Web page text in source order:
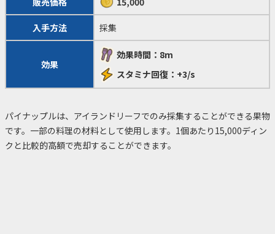
入手方法 採集
効果
効果時間：8m
スタミナ回復：+3/s
パイナップルは、アイランドリーフでのみ採集することができる果物
です。一部の料理の材料として使用します。1個あたり15,000ディン
クと比較的高額で売却することができます。